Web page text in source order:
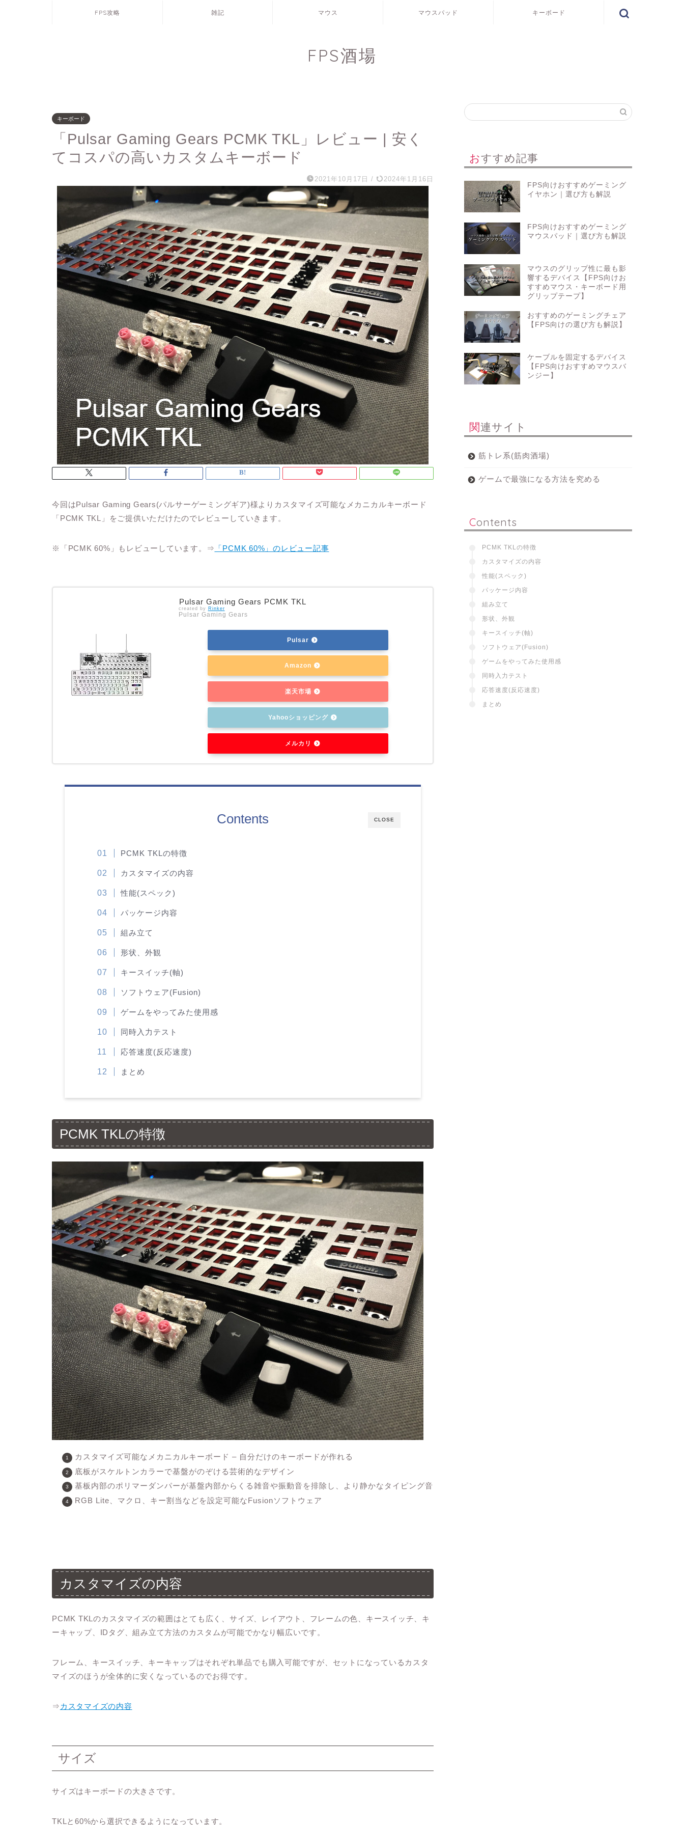
FPS攻略 雑記 マウス マウスパッド キーボード
FPS酒場
キーボード
「Pulsar Gaming Gears PCMK TKL」レビュー | 安く
てコスパの高いカスタムキーボード
2021年10月17日 / 2024年1月16日
今回はPulsar Gaming Gears(パルサーゲーミングギア)様よりカスタマイズ可能なメカニカルキーボード
「PCMK TKL」をご提供いただけたのでレビューしていきます。
※「PCMK 60%」もレビューしています。⇒ 「PCMK 60%」のレビュー記事
Pulsar Gaming Gears PCMK TKL
created by Rinker
Pulsar Gaming Gears
Pulsar
Amazon
楽天市場
Yahooショッピング
メルカリ
CLOSE
Contents
PCMK TKLの特徴
カスタマイズの内容
性能(スペック)
パッケージ内容
組み立て
形状、外観
キースイッチ(軸)
ソフトウェア(Fusion)
ゲームをやってみた使用感
同時入力テスト
応答速度(反応速度)
まとめ
PCMK TKLの特徴
カスタマイズ可能なメカニカルキーボード – 自分だけのキーボードが作れる
底板がスケルトンカラーで基盤がのぞける芸術的なデザイン
基板内部のポリマーダンパーが基盤内部からくる雑音や振動音を排除し、より静かなタイピング音
RGB Lite、マクロ、キー割当などを設定可能なFusionソフトウェア
カスタマイズの内容
PCMK TKLのカスタマイズの範囲はとても広く、サイズ、レイアウト、フレームの色、キースイッチ、キ
ーキャップ、IDタグ、組み立て方法のカスタムが可能でかなり幅広いです。
フレーム、キースイッチ、キーキャップはそれぞれ単品でも購入可能ですが、セットになっているカスタ
マイズのほうが全体的に安くなっているのでお得です。
⇒ カスタマイズの内容
サイズ
サイズはキーボードの大きさです。
TKLと60%から選択できるようになっています。
おすすめ記事
FPS向けおすすめゲーミング
イヤホン｜選び方も解説
FPS向けおすすめゲーミング
マウスパッド｜選び方も解説
マウスのグリップ性に最も影
響するデバイス【FPS向けお
すすめマウス・キーボード用
グリップテープ】
おすすめのゲーミングチェア
【FPS向けの選び方も解説】
ケーブルを固定するデバイス
【FPS向けおすすめマウスバ
ンジー】
関連サイト
筋トレ系(筋肉酒場)
ゲームで最強になる方法を究める
Contents
PCMK TKLの特徴
カスタマイズの内容
性能(スペック)
パッケージ内容
組み立て
形状、外観
キースイッチ(軸)
ソフトウェア(Fusion)
ゲームをやってみた使用感
同時入力テスト
応答速度(反応速度)
まとめ